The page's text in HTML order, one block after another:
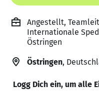
Angestellt,
Internationale
Östringen
Östringen,
Logg Dich ein, um alle